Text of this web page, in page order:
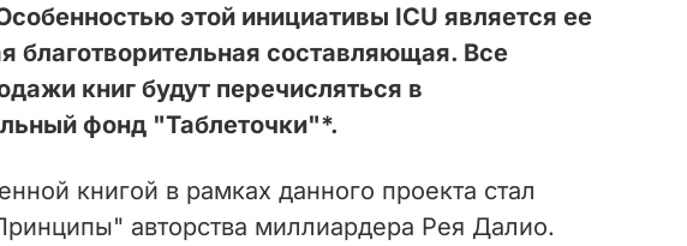
этой инициативы ICU является ее
благотворительная составляющая. Все
книг будут перечисляться в
фонд "Таблеточки"*.
книгой в рамках данного проекта стал
авторства миллиардера Рея Далио.